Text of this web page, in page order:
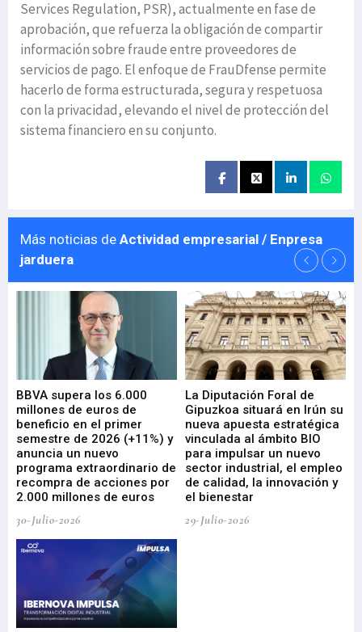
Services Regulation, PSR), actualmente en fase de
aprobación, que refuerza la obligación de compartir
información sobre fraude entre proveedores de
servicios de pago. El enfoque de FrauDfense permite
hacerlo de forma estructurada, segura y respetuosa
con la privacidad, elevando el nivel de protección del
sistema financiero en su conjunto.
Más noticias de Actividad empresarial / Enpresa
jarduera
BBVA supera los 6.000
millones de euros de
beneficio en el primer
semestre de 2026 (+11%) y
anuncia un nuevo
programa extraordinario de
recompra de acciones por
2.000 millones de euros
30-Julio-2026
La Diputación Foral de
Gipuzkoa situará en Irún su
nueva apuesta estratégica
vinculada al ámbito BIO
para impulsar un nuevo
sector industrial, el empleo
de calidad, la innovación y
el bienestar
29-Julio-2026